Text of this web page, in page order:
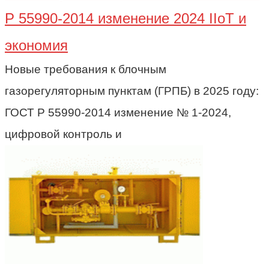
Р 55990-2014 изменение 2024 IIoT и
экономия
Новые требования к блочным
газорегуляторным пунктам (ГРПБ) в 2025 году:
ГОСТ Р 55990-2014 изменение № 1-2024,
цифровой контроль и